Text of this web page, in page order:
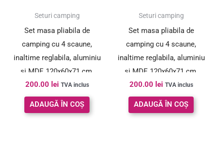
Seturi camping
Set masa pliabila de
camping cu 4 scaune,
inaltime reglabila, aluminiu
si MDF, 120x60x71 cm,
negru
200.00 lei TVA inclus
ADAUGĂ ÎN COȘ
Seturi camping
Set masa pliabila de
camping cu 4 scaune,
inaltime reglabila, aluminiu
si MDF, 120x60x71 cm,
maro si negru
200.00 lei TVA inclus
ADAUGĂ ÎN COȘ